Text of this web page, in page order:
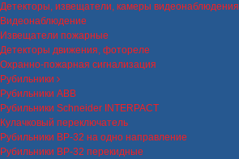
Детекторы, извещатели, камеры видеонаблюдения
Видеонаблюдение
Извещатели пожарные
Детекторы движения, фотореле
Охранно-пожарная сигнализация
Рубильники
Рубильники ABB
Рубильники Schneider INTERPACT
Кулачковый переключатель
Рубильники ВР-32 на одно направление
Рубильники ВР-32 перекидные